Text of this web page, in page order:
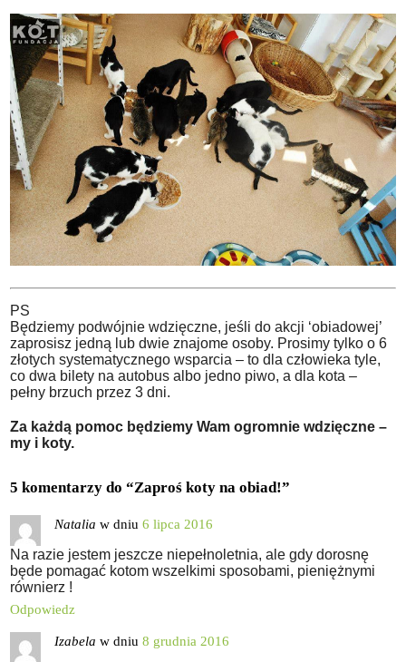
PS
Będziemy podwójnie wdzięczne, jeśli do akcji ‘obiadowej’
zaprosisz jedną lub dwie znajome osoby. Prosimy tylko o 6
złotych systematycznego wsparcia – to dla człowieka tyle,
co dwa bilety na autobus albo jedno piwo, a dla kota –
pełny brzuch przez 3 dni.
Za każdą pomoc będziemy Wam ogromnie wdzięczne –
my i koty.
5 komentarzy do “Zaproś koty na obiad!”
Natalia w dniu6 lipca 2016
Na razie jestem jeszcze niepełnoletnia, ale gdy dorosnę
będe pomagać kotom wszelkimi sposobami, pieniężnymi
równierz !
Odpowiedz
Izabela w dniu8 grudnia 2016